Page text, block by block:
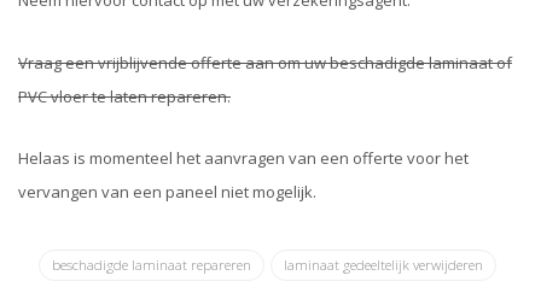
Vraag een vrijblijvende offerte aan om uw beschadigde laminaat of
PVC vloer te laten repareren.
Helaas is momenteel het aanvragen van een offerte voor het
vervangen van een paneel niet mogelijk.
beschadigde laminaat repareren laminaat gedeeltelijk verwijderen